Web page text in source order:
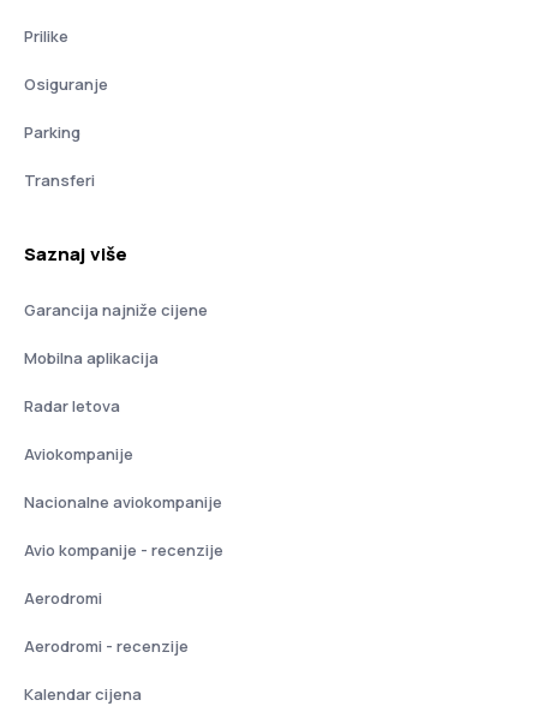
Prilike
Osiguranje
Parking
Transferi
Saznaj više
Garancija najniže cijene
Mobilna aplikacija
Radar letova
Aviokompanije
Nacionalne aviokompanije
Avio kompanije - recenzije
Aerodromi
Aerodromi - recenzije
Kalendar cijena